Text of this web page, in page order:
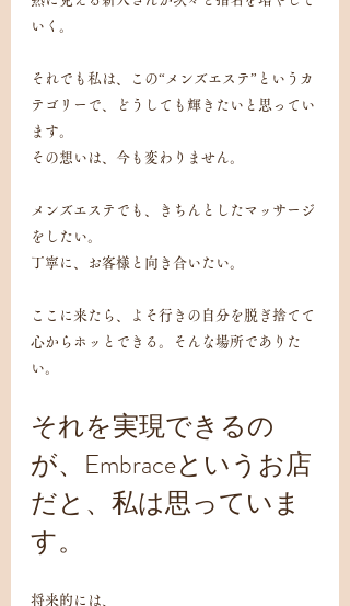
いく。
それでも私は、この“メンズエステ”というカ
テゴリーで、どうしても輝きたいと思ってい
ます。
その想いは、今も変わりません。
メンズエステでも、きちんとしたマッサージ
をしたい。
丁寧に、お客様と向き合いたい。
ここに来たら、よそ行きの自分を脱ぎ捨てて
心からホッとできる。そんな場所でありた
い。
それを実現できるの
が、Embraceというお店
だと、私は思っていま
す。
将来的には、